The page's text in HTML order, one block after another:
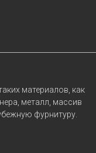
материалов, как
металл, массив
фурнитуру.